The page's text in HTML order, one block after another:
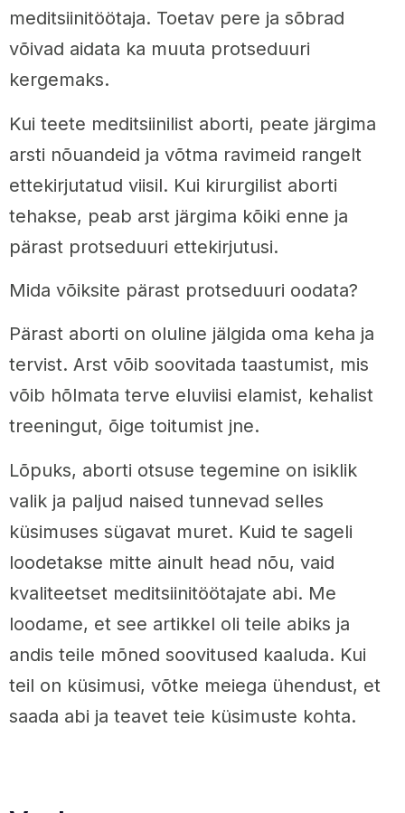
meditsiinitöötaja. Toetav pere ja sõbrad
võivad aidata ka muuta protseduuri
kergemaks.
Kui teete meditsiinilist aborti, peate järgima
arsti nõuandeid ja võtma ravimeid rangelt
ettekirjutatud viisil. Kui kirurgilist aborti
tehakse, peab arst järgima kõiki enne ja
pärast protseduuri ettekirjutusi.
Mida võiksite pärast protseduuri oodata?
Pärast aborti on oluline jälgida oma keha ja
tervist. Arst võib soovitada taastumist, mis
võib hõlmata terve eluviisi elamist, kehalist
treeningut, õige toitumist jne.
Lõpuks, aborti otsuse tegemine on isiklik
valik ja paljud naised tunnevad selles
küsimuses sügavat muret. Kuid te sageli
loodetakse mitte ainult head nõu, vaid
kvaliteetset meditsiinitöötajate abi. Me
loodame, et see artikkel oli teile abiks ja
andis teile mõned soovitused kaaluda. Kui
teil on küsimusi, võtke meiega ühendust, et
saada abi ja teavet teie küsimuste kohta.